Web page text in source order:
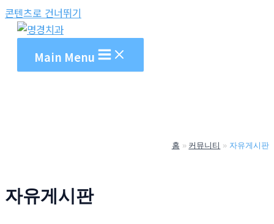
콘텐츠로 건너뛰기
Main Menu
홈 커뮤니티 자유게시판
자유게시판